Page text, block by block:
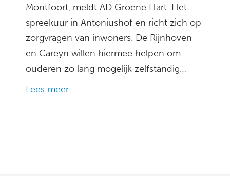
Montfoort, meldt AD Groene Hart. Het
spreekuur in Antoniushof en richt zich op
zorgvragen van inwoners. De Rijnhoven
en Careyn willen hiermee helpen om
ouderen zo lang mogelijk zelfstandig…
Lees meer